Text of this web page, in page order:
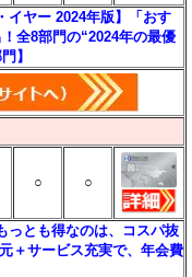
イヤー 2024年版】「おす
全8部門の“2024年の最優
】
○ ○
っとも得なのは、コスパ抜
＋サービス充実で、年会費